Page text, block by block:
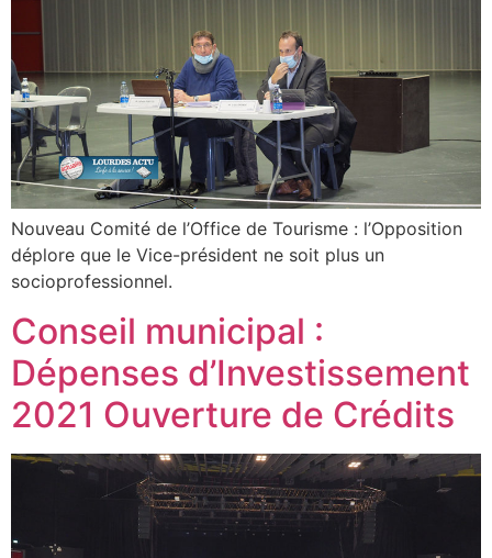
Nouveau Comité de l’Office de Tourisme : l’Opposition
déplore que le Vice-président ne soit plus un
socioprofessionnel.
Conseil municipal :
Dépenses d’Investissement
2021 Ouverture de Crédits